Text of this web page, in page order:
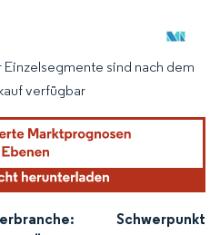
erfordert Namensnennung
sind nach dem
verfügbar
Schwerpunkt